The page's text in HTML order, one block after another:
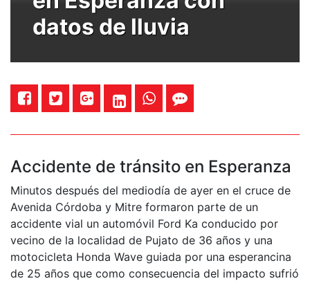
datos de lluvia
Accidente de tránsito en Esperanza
Minutos después del mediodía de ayer en el cruce de
Avenida Córdoba y Mitre formaron parte de un
accidente vial un automóvil Ford Ka conducido por
vecino de la localidad de Pujato de 36 años y una
motocicleta Honda Wave guiada por una esperancina
de 25 años que como consecuencia del impacto sufrió